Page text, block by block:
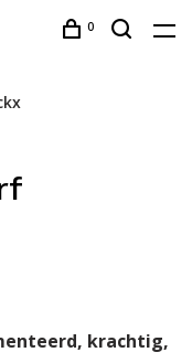
0
krachtig,